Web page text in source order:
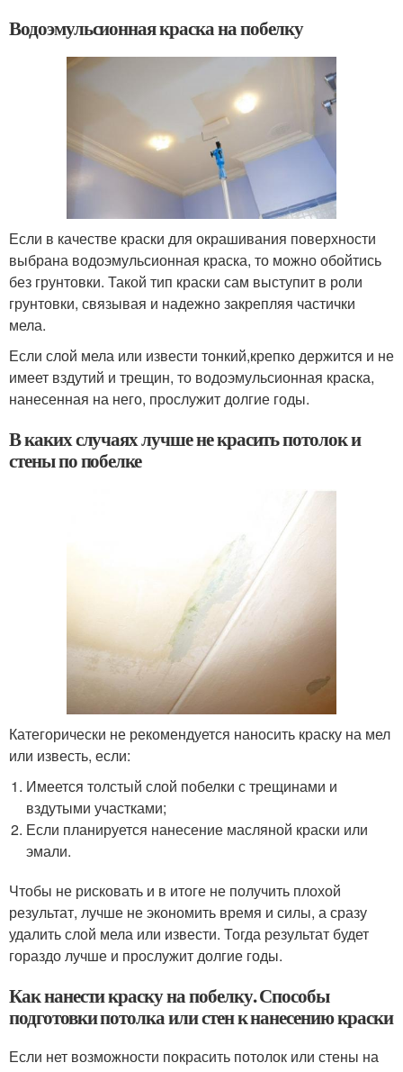
Водоэмульсионная краска на побелку
Если в качестве краски для окрашивания поверхности
выбрана водоэмульсионная краска, то можно обойтись
без грунтовки. Такой тип краски сам выступит в роли
грунтовки, связывая и надежно закрепляя частички
мела.
Если слой мела или извести тонкий,крепко держится и не
имеет вздутий и трещин, то водоэмульсионная краска,
нанесенная на него, прослужит долгие годы.
В каких случаях лучше не красить потолок и
стены по побелке
Категорически не рекомендуется наносить краску на мел
или известь, если:
Имеется толстый слой побелки с трещинами и
вздутыми участками;
Если планируется нанесение масляной краски или
эмали.
Чтобы не рисковать и в итоге не получить плохой
результат, лучше не экономить время и силы, а сразу
удалить слой мела или извести. Тогда результат будет
гораздо лучше и прослужит долгие годы.
Как нанести краску на побелку. Способы
подготовки потолка или стен к нанесению краски
Если нет возможности покрасить потолок или стены на